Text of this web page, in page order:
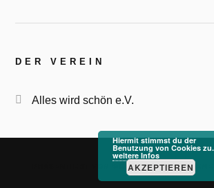
DER VEREIN
Alles wird schön e.V.
WORDPRESS &
ANDERS NORÉN
Hiermit stimmst du der
Benutzung von Cookies zu.
weitere Infos
AKZEPTIEREN